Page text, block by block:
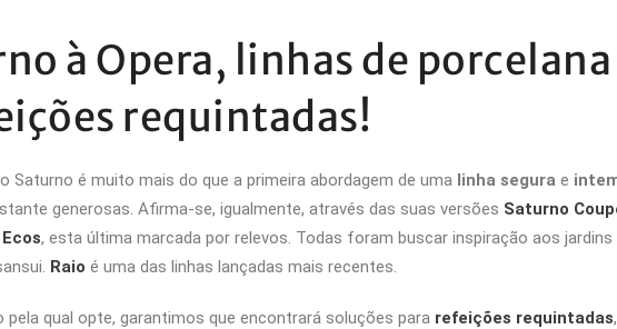
à Opera, linhas de porcelana
requintadas!
Saturno é muito mais do que a primeira abordagem de uma linha segura e
generosas. Afirma-se, igualmente, através das suas versões Saturno
Ecos, esta última marcada por relevos. Todas foram buscar inspiração aos
Raio é uma das linhas lançadas mais recentes.
pela qual opte, garantimos que encontrará soluções para refeições requintadas